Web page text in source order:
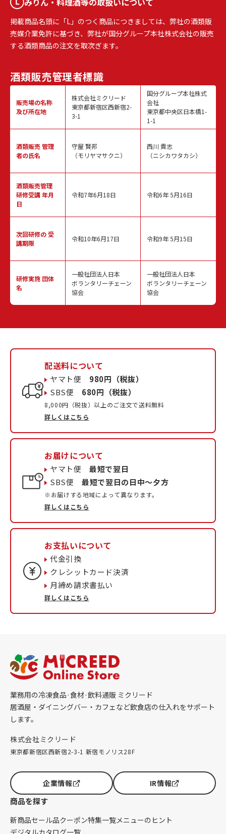
掲載商品名頭に「L」のつく商品につきましては、弊社の酒類販
売媒介業免許に基づき、弊社が国分グループ本社株式会社の販売
する酒類商品の注文を取次ぎます。
酒類販売管理者標識
販売場の名称
及び所在地
酒類販売管理
者の氏名
酒類販売管理
研修受講 年月
日
次回研修の受
講期限
研修実施 団体
名
株式会社ミクリード
東京都新宿区西新宿2-
3-1
守屋 賢邦
（モリヤマサクニ）
令和7年6月18日
令和10年6月17日
一般社団法人日本
ボランタリーチェーン
協会
国分グループ本社株式
会社
東京都中央区日本橋1-
1-1
西川 貴志
（ニシカワタカシ）
令和6年 5月16日
令和9年 5月15日
一般社団法人日本
ボランタリーチェーン
協会
配送料について
ヤマト便 980円（税抜）
SBS便 680円（税抜）
8,000円（税抜）以上のご注文で送料無料
詳しくはこちら
お届けについて
ヤマト便最短で翌日
SBS便最短で翌日の日中〜夕方
※お届けする地域によって異なります。
詳しくはこちら
お支払いについて
代金引換
クレシットカード決済
月締め請求書払い
詳しくはこちら
業務用の冷凍食品·食材·飲料通販 ミクリード
居酒屋・ダイニングバー・カフェなど飲食店の仕入れをサポート
します。
株式会社ミクリード
東京都新宿区西新宿2-3-1 新宿モノリス28F
企業情報 IR情報
商品を探す
新商品セール品クーポン特集一覧メニューのヒント